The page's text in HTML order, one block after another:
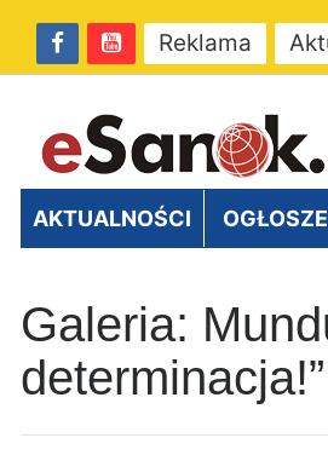
Reklama
AKTUALNOŚCI
Galeria: